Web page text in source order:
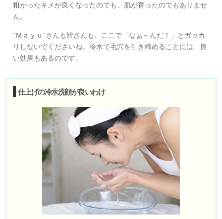
粗かったキメが良くなったのでも、肌が育ったのでもありませ
ん。
“Ｍａｙｕ”さんも皆さんも、ここで「なぁ～んだ！」とガッカ
リしないでくださいね。冷水で毛穴を引き締めることには、良
い効果もあるのです。
仕上げの冷水洗顔が良いわけ